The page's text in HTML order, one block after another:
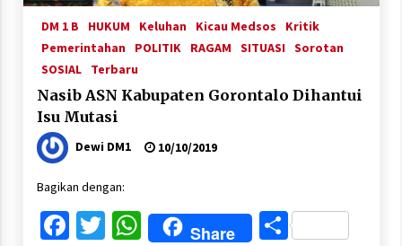
DM 1 B HUKUM Keluhan Kicau Medsos
Kritik
Pemerintahan
POLITIK RAGAM SITUASI Sorotan
SOSIAL
Terbaru
Nasib ASN Kabupaten Gorontalo Dihantui
Isu Mutasi
Dewi DM1 10/10/2019
Bagikan dengan:
Facebook
Twitter
WhatsApp
Share Share